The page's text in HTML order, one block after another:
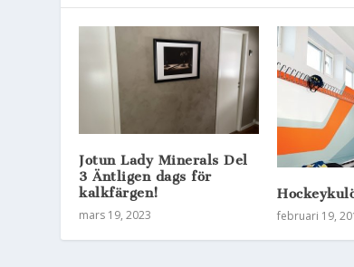
Jotun Lady Minerals Del
3 Äntligen dags för
kalkfärgen!
mars 19, 2023 februari 19,